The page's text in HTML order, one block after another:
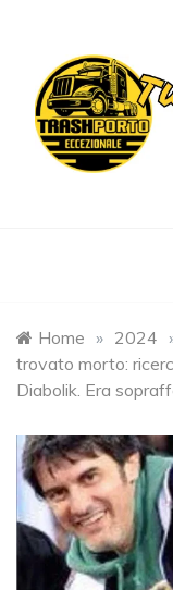
content
Home » 2024
trovato morto:
Diabolik. Era